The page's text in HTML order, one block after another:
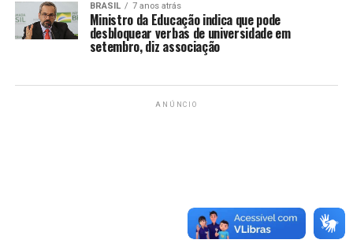
BRASIL 7 anos atrás
Ministro da Educação indica que pode
desbloquear verbas de universidade em
setembro, diz associação
ANÚNCIO